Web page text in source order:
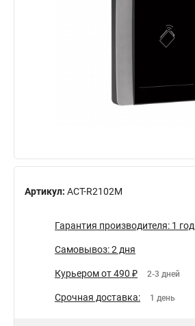
Артикул: ACT-R2102M
Гарантия производителя: 1 год
Самовывоз: 2 дня
Курьером от 490 ₽ 2-3 дней
Срочная доставка: 1 день